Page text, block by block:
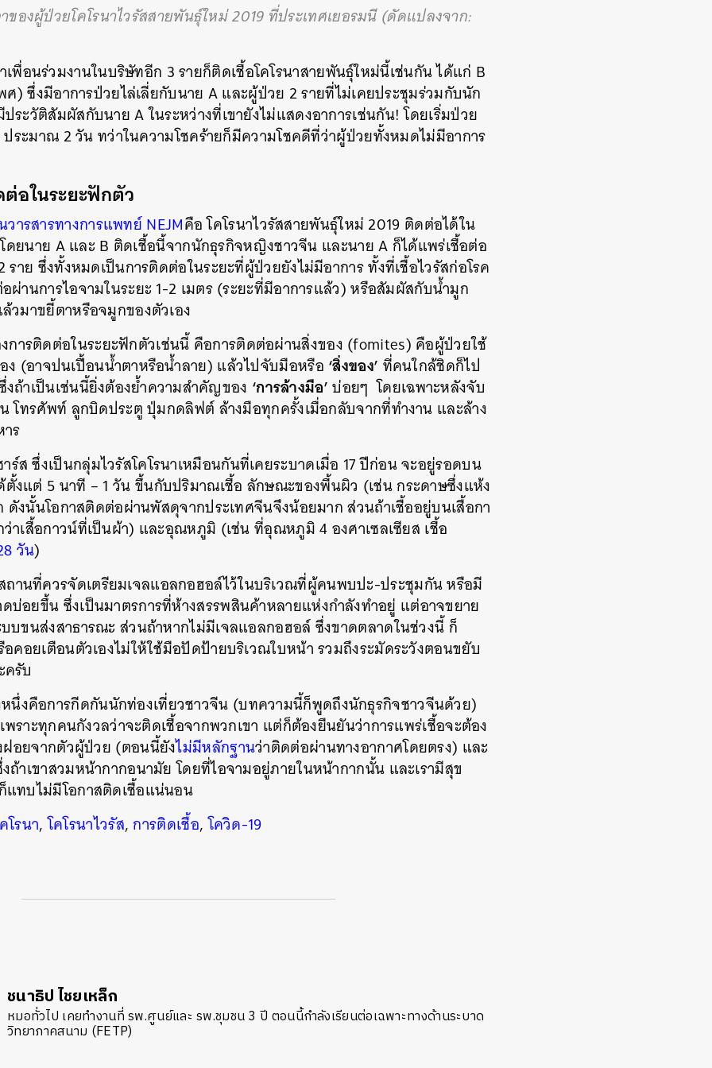
ของผู้ป่วยโคโรนาไวรัสสายพันธุ์ใหม่ 2019 ที่ประเทศเยอรมนี (ดัดแปลงจาก:
พื่อนร่วมงานในบริษัทอีก 3 รายก็ติดเชื้อโคโรนาสายพันธุ์ใหม่นี้เช่นกัน ได้แก่ B
ศ) ซึ่งมีอาการป่วยไล่เลี่ยกับนาย A และผู้ป่วย 2 รายที่ไม่เคยประชุมร่วมกับนัก
ะวัติสัมผัสกับนาย A ในระหว่างที่เขายังไม่แสดงอาการเช่นกัน! โดยเริ่มป่วย
ระมาณ 2 วัน ทว่าในความโชคร้ายก็มีความโชคดีที่ว่าผู้ป่วยทั้งหมดไม่มีอาการ
อในระยะฟักตัว
วารสารทางการแพทย์ NEJMคือ โคโรนาไวรัสสายพันธุ์ใหม่ 2019 ติดต่อได้ใน
ดยนาย A และ B ติดเชื้อนี้จากนักธุรกิจหญิงชาวจีน และนาย A ก็ได้แพร่เชื้อต่อ
าย ซึ่งทั้งหมดเป็นการติดต่อในระยะที่ผู้ป่วยยังไม่มีอาการ ทั้งที่เชื้อไวรัสก่อโรค
ผ่านการไอจามในระยะ 1-2 เมตร (ระยะที่มีอาการแล้ว) หรือสัมผัสกับน้ำมูก
วมาขยี้ตาหรือจมูกของตัวเอง
การติดต่อในระยะฟักตัวเช่นนี้ คือการติดต่อผ่านสิ่งของ (fomites) คือผู้ป่วยใช้
ง (อาจปนเปื้อนน้ำตาหรือน้ำลาย) แล้วไปจับมือหรือ ‘สิ่งของ’ ที่คนใกล้ชิดก็ไป
ถ้าเป็นเช่นนี้ยิ่งต้องย้ำความสำคัญของ ‘การล้างมือ’บ่อยๆ โดยเฉพาะหลังจับ
โทรศัพท์ ลูกบิดประตู ปุ่มกดลิฟต์ ล้างมือทุกครั้งเมื่อกลับจากที่ทำงาน และล้าง
ร
ร์ส ซึ่งเป็นกลุ่มไวรัสโคโรนาเหมือนกันที่เคยระบาดเมื่อ 17 ปีก่อน จะอยู่รอดบน
ตั้งแต่ 5 นาที – 1 วัน ขึ้นกับปริมาณเชื้อ ลักษณะของพื้นผิว (เช่น กระดาษซึ่งแห้ง
ดังนั้นโอกาสติดต่อผ่านพัสดุจากประเทศจีนจึงน้อยมาก ส่วนถ้าเชื้ออยู่บนเสื้อกา
าเสื้อกาวน์ที่เป็นผ้า) และอุณหภูมิ (เช่น ที่อุณหภูมิ 4 องศาเซลเซียส เชื้อ
วัน)
ถานที่ควรจัดเตรียมเจลแอลกอฮอล์ไว้ในบริเวณที่ผู้คนพบปะ-ประชุมกัน หรือมี
บ่อยขึ้น ซึ่งเป็นมาตรการที่ห้างสรรพสินค้าหลายแห่งกำลังทำอยู่ แต่อาจขยาย
บขนส่งสาธารณะ ส่วนถ้าหากไม่มีเจลแอลกอฮอล์ ซึ่งขาดตลาดในช่วงนี้ ก็
คอยเตือนตัวเองไม่ให้ใช้มือปัดป้ายบริเวณใบหน้า รวมถึงระมัดระวังตอนขยับ
รับ
นึ่งคือการกีดกันนักท่องเที่ยวชาวจีน (บทความนี้ก็พูดถึงนักธุรกิจชาวจีนด้วย)
เพราะทุกคนกังวลว่าจะติดเชื้อจากพวกเขา แต่ก็ต้องยืนยันว่าการแพร่เชื้อจะต้อง
อยจากตัวผู้ป่วย (ตอนนี้ยังไม่มีหลักฐานว่าติดต่อผ่านทางอากาศโดยตรง) และ
าเขาสวมหน้ากากอนามัย โดยที่ไอจามอยู่ภายในหน้ากากนั้น และเรามีสุข
ทบไม่มีโอกาสติดเชื้อแน่นอน
โรนา,โคโรนาไวรัส,การติดเชื้อ,โควิด-19
ชนาธิป ไชยเหล็ก
หมอทั่วไป เคยทำงานที่ รพ.ศูนย์และ รพ.ชุมชน 3 ปี ตอนนี้กำลังเรียนต่อเฉพาะทางด้านระบาด
วิทยาภาคสนาม (FETP)
SHARE TWEET LINE EMAIL